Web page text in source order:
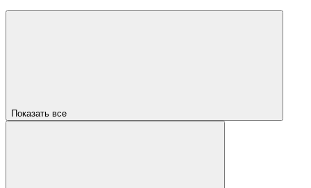
Показать все